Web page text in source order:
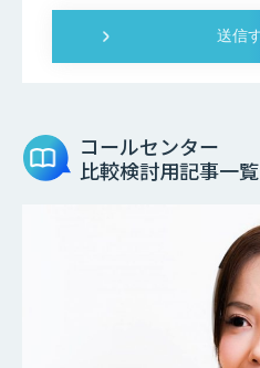
コールセンター
比較検討用記事一覧